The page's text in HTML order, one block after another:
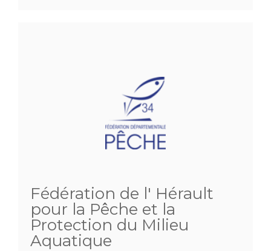
Fédération de l' Hérault
pour la Pêche et la
Protection du Milieu
Aquatique